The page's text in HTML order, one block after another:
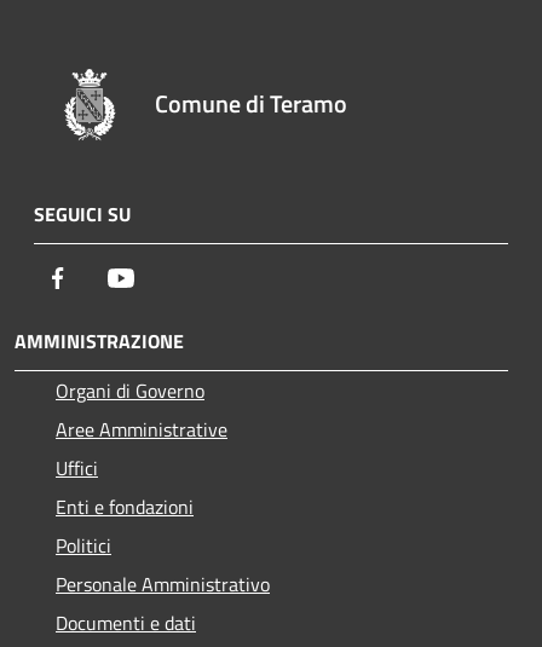
Comune di Teramo
SEGUICI SU
Facebook
AMMINISTRAZIONE
Organi di Governo
Aree Amministrative
Uffici
Enti e fondazioni
Politici
Personale Amministrativo
Documenti e dati